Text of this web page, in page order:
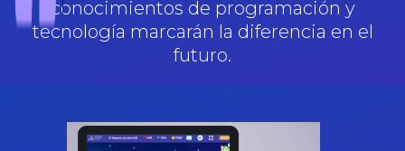
conocimientos de programación y
tecnología marcarán la diferencia en el
futuro.